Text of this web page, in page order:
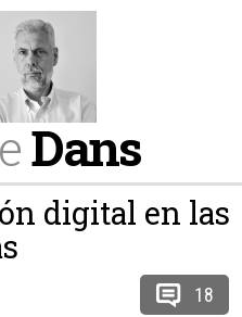
Dans
digital en las
18